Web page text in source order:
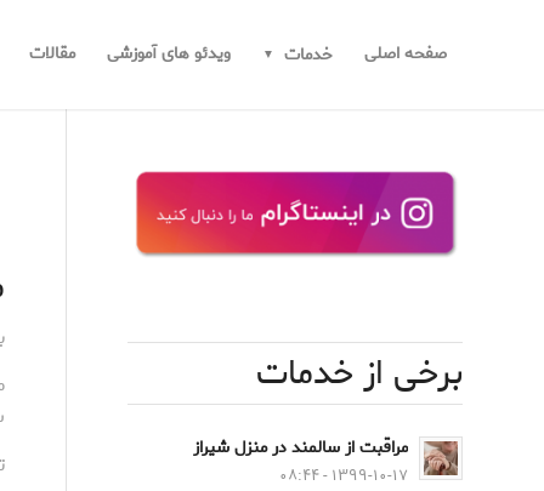
صفحه اصلی خدمات ویدئو های آموزشی مقالات
برخی از خدمات
مراقبت از سالمند در منزل شیراز
۱۳۹۹-۱۰-۱۷ - ۰۸:۴۴